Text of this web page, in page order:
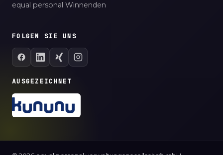
equal personal Winnenden
FOLGEN SIE UNS
AUSGEZEICHNET